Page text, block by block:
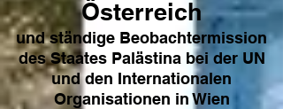
Österreich
und ständige Beobachtermission
des Staates Palästina bei der UN
und den Internationalen
Organisationen in Wien